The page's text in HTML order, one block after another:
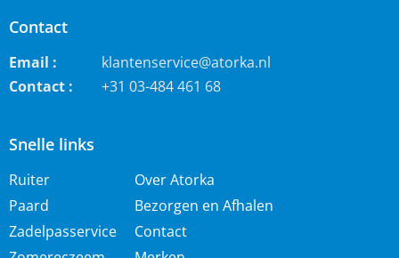
Snelle links
Ruiter
Paard
Zadelpasservice
Over Atorka
Bezorgen en Afhalen
Contact
Contact
Email :
klantenservice@atorka.nl
Contact :
+31 03-484 461 68